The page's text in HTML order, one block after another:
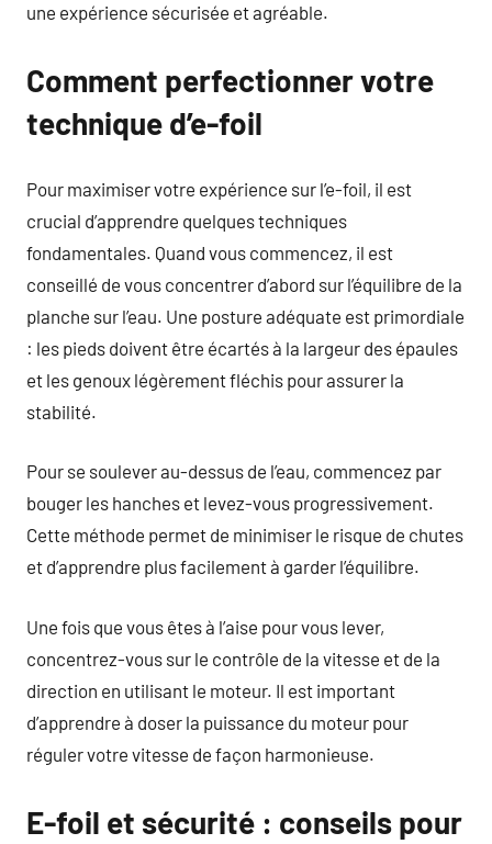
une expérience sécurisée et agréable.
Comment perfectionner votre
technique d’e-foil
Pour maximiser votre expérience sur l’e-foil, il est
crucial d’apprendre quelques techniques
fondamentales. Quand vous commencez, il est
conseillé de vous concentrer d’abord sur l’équilibre de la
planche sur l’eau. Une posture adéquate est primordiale
: les pieds doivent être écartés à la largeur des épaules
et les genoux légèrement fléchis pour assurer la
stabilité.
Pour se soulever au-dessus de l’eau, commencez par
bouger les hanches et levez-vous progressivement.
Cette méthode permet de minimiser le risque de chutes
et d’apprendre plus facilement à garder l’équilibre.
Une fois que vous êtes à l’aise pour vous lever,
concentrez-vous sur le contrôle de la vitesse et de la
direction en utilisant le moteur. Il est important
d’apprendre à doser la puissance du moteur pour
réguler votre vitesse de façon harmonieuse.
E-foil et sécurité : conseils pour